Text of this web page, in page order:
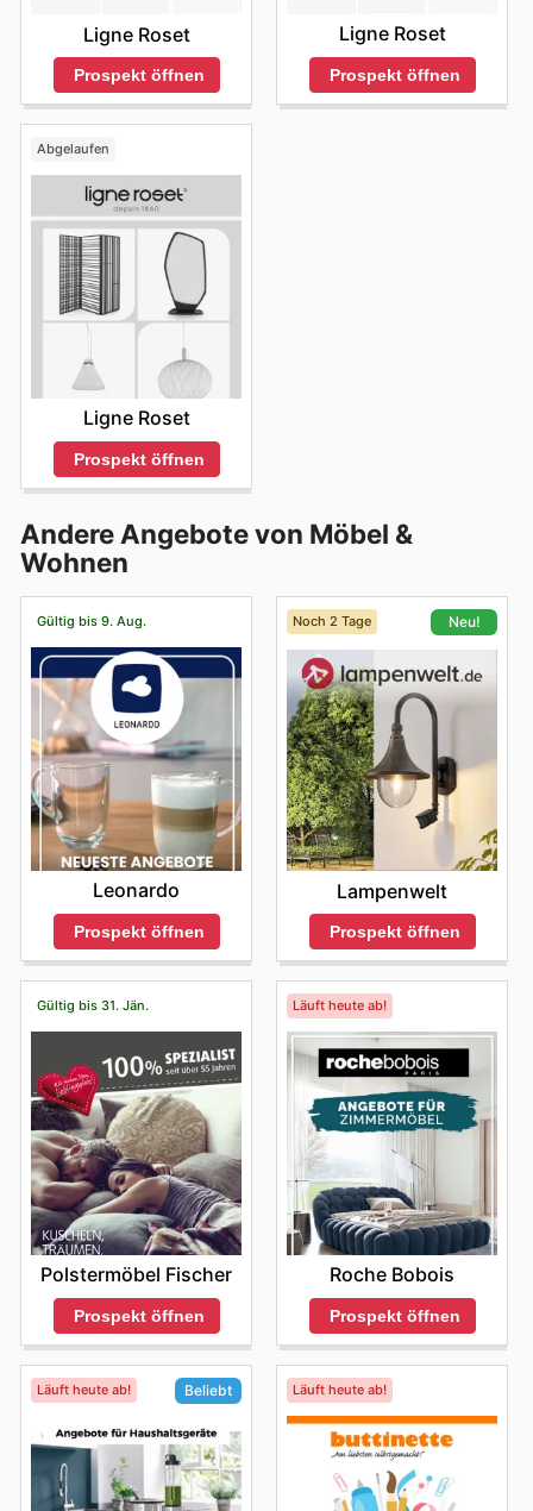
Ligne Roset
Prospekt öffnen
Ligne Roset
Prospekt öffnen
Abgelaufen
Ligne Roset
Prospekt öffnen
Andere Angebote von Möbel &
Wohnen
Gültig bis 9. Aug.
Leonardo
Prospekt öffnen
Noch 2 Tage Neu!
Lampenwelt
Prospekt öffnen
Gültig bis 31. Jän.
Polstermöbel Fischer
Prospekt öffnen
Läuft heute ab!
Roche Bobois
Prospekt öffnen
Läuft heute ab! Beliebt Läuft heute ab!